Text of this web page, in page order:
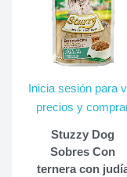
Inicia sesión para
precios y
Stuzzy Dog
Sobres Con
ternera con